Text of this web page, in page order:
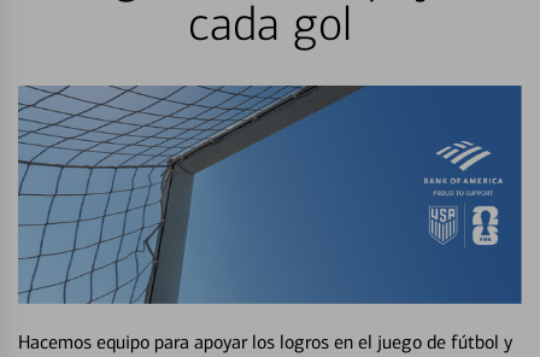
cada gol
Hacemos equipo para apoyar los logros en el juego de fútbol y